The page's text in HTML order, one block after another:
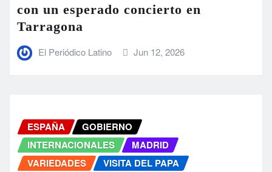
con un esperado concierto en
Tarragona
El Periódico Latino Jun 12, 2026
ESPAÑA
GOBIERNO
INTERNACIONALES
MADRID
VARIEDADES
VISITA DEL PAPA